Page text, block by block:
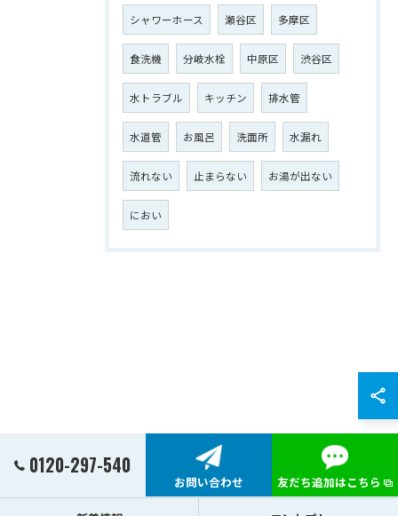
シャワーホース 瀬谷区 多摩区
食洗機 分岐水栓 中原区 渋谷区
水トラブル キッチン 排水管
水道管 お風呂 洗面所 水漏れ
流れない 止まらない お湯が出ない
におい
0120-297-540
お問い合わせ 友だち追加はこちら